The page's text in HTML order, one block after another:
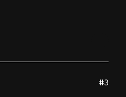
#3